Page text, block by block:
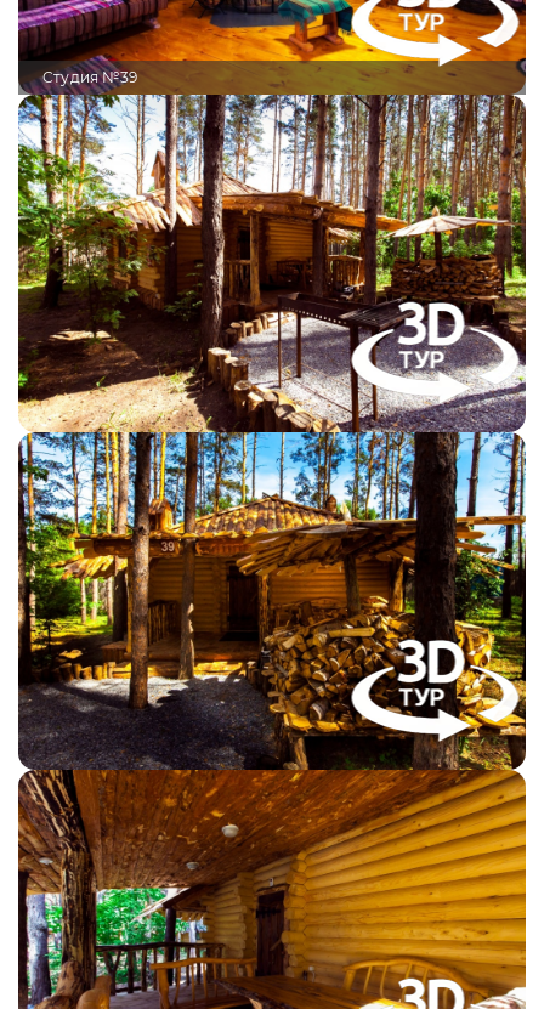
Студия №39